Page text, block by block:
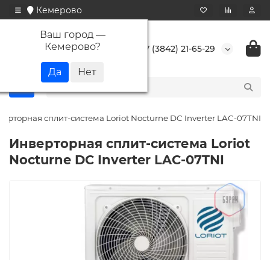
Кемерово
Ваш город —
Кемерово? +7 (3842) 21-65-29
сплит-система Loriot Nocturne DC Inverter LAC-07TNI
Инверторная сплит-система Loriot
Nocturne DC Inverter LAC-07TNI